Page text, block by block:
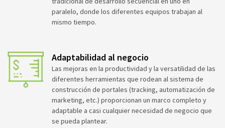
paralelo, donde los diferentes equipos trabajan al
mismo tiempo.
Adaptabilidad al negocio
Las mejoras en la productividad y la versatilidad de las
diferentes herramientas que rodean al sistema de
construcción de portales (tracking, automatización de
marketing, etc.) proporcionan un marco completo y
adaptable a casi cualquier necesidad de negocio que
se pueda plantear.